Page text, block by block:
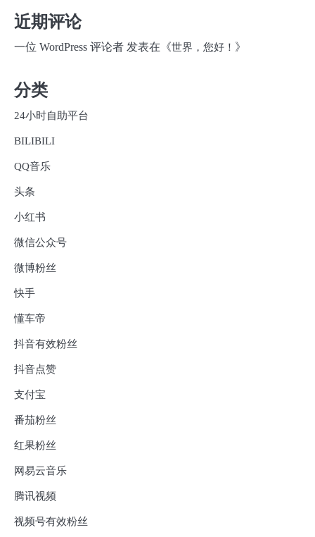
近期评论
一位 WordPress 评论者 发表在《世界，您好！ 》
分类
24小时自助平台
BILIBILI
QQ音乐
头条
小红书
微信公众号
微博粉丝
快手
懂车帝
抖音有效粉丝
抖音点赞
支付宝
番茄粉丝
红果粉丝
网易云音乐
腾讯视频
视频号有效粉丝